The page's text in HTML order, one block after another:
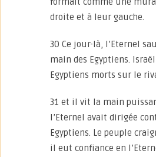
droite et à leur gauche.
30 Ce jour-là, l’Eternel
main des Egyptiens.
Egyptiens morts sur le
31 et il vit la main
l’Eternel avait dirigée
Egyptiens. Le peuple
il eut confiance en